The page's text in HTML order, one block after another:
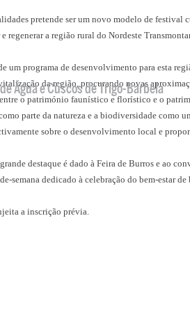
pretende ser um novo modelo de festival
regenerar a região rural do Nordeste
um programa de desenvolvimento para esta
da região, procurando novas
o património faunístico e florístico e o
parte da natureza e a biodiversidade como
sobre o desenvolvimento local e
destaque é dado à Feira de Burros e ao
semana dedicado à celebração do bem-estar de
a inscrição prévia.
Água e Cuscos de Trigo-Barbela